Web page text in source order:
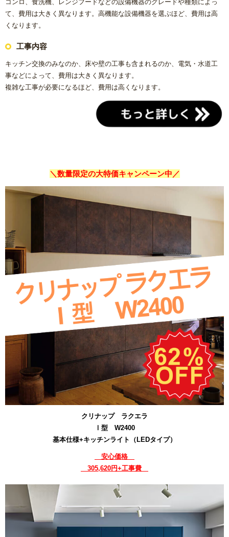
コンロ、食洗機、レンジフードなどの設備機器のグレードや種類によっ
て、費用は大きく異なります。高機能な設備機器を選ぶほど、費用は高
くなります。
工事内容
キッチン交換のみなのか、床や壁の工事も含まれるのか、電気・水道工
事などによって、費用は大きく異なります。
複雑な工事が必要になるほど、費用は高くなります。
＼数量限定の大特価キャンペーン中／
クリナップ ラクエラ
Ⅰ型 W2400
基本仕様+キッチンライト（LEDタイプ）
安心価格
305,620円+工事費